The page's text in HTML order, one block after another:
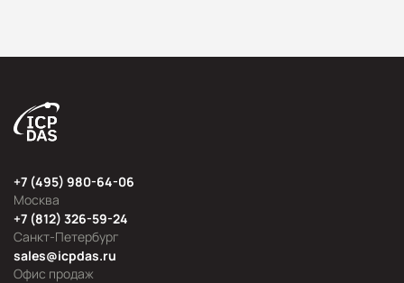
Москва
+7 (495) 980-64-06
Офис продаж
sales@icpdas.ru
Санкт-Петербург
+7 (812) 326-59-24